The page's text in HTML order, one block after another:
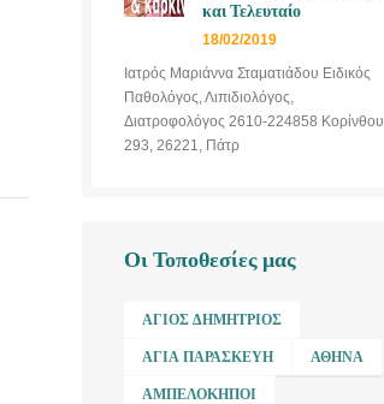
και Τελευταίο
18/02/2019
Ιατρός Μαριάννα Σταματιάδου Ειδικός
Παθολόγος, Λιπιδιολόγος,
Διατροφολόγος 2610-224858 Κορίνθου
293, 26221, Πάτρ
Οι Τοποθεσίες μας
ΆΓΙΟΣ ΔΗΜΉΤΡΙΟΣ
ΑΓΊΑ ΠΑΡΑΣΚΕΥΉ ΑΘΉΝΑ
ΑΜΠΕΛΌΚΗΠΟΙ